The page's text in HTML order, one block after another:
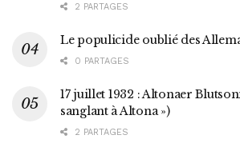
2 PARTAGES
Le populicide oublié des
0 PARTAGES
17 juillet 1932 : Altonaer
sanglant à Altona »)
2 PARTAGES